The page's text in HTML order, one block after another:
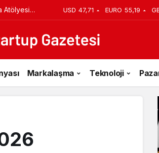
Atölyesi USD 47,71 EURO 55,19
Markalaşma Teknoloji